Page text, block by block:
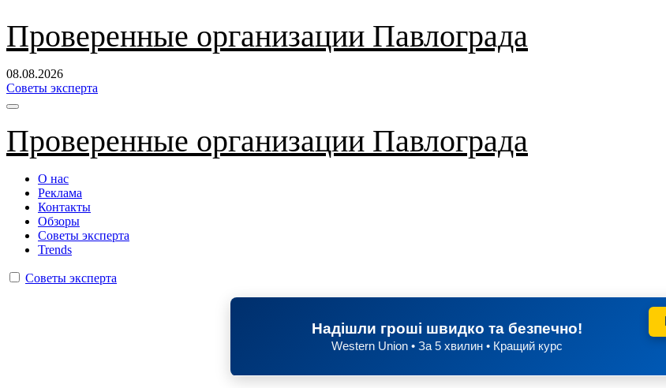
Перейти
содержанию
Проверенные организации Павлограда
08.08.2026
Советы эксперта
Проверенные организации Павлограда
О нас
Реклама
Контакты
Обзоры
Советы эксперта
Trends
Советы эксперта
Надішли гроші швидко та безпечно!
Western Union • За 5 хвилин • Кращий курс